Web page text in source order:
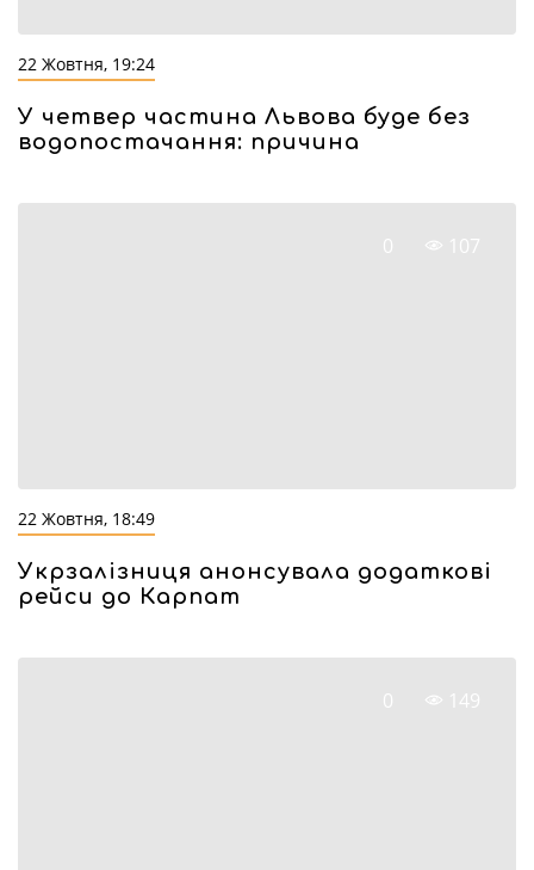
22 Жовтня, 19:24
У четвер частина Львова буде без
водопостачання: причина
0 107
22 Жовтня, 18:49
Укрзалізниця анонсувала додаткові
рейси до Карпат
0 149